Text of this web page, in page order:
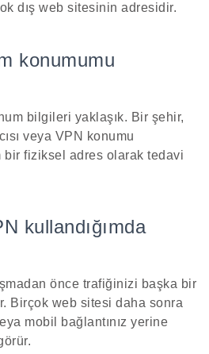
dış web sitesinin adresidir.
konumumu
bilgileri yaklaşık. Bir şehir,
veya VPN konumu
bir fiziksel adres olarak tedavi
kullandığımda
önce trafiğinizi başka bir
Birçok web sitesi daha sonra
mobil bağlantınız yerine